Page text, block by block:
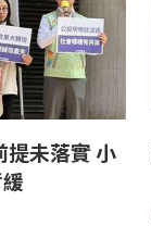
未落實 小